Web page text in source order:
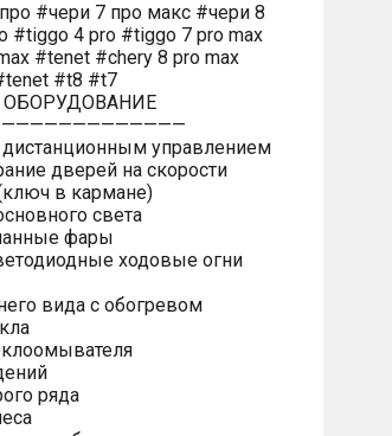
#чери 7 про макс #чери 8
#tiggo 4 pro #tiggo 7 pro max
#tenet #chery 8 pro max
#t8 #t7
управлением
дверей на скорости
в кармане)
света
фары
ходовые огни
вида с обогревом
ряда